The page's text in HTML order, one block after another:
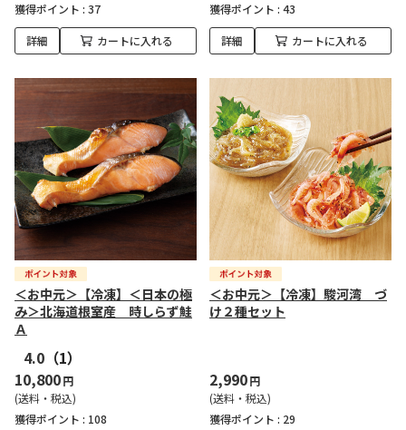
獲得ポイント : 37
詳細 カートに入れる
獲得ポイント : 43
詳細 カートに入れる
＜お中元＞【冷凍】＜日本の極
み＞北海道根室産 時しらず鮭
Ａ
4.0 （1）
10,800円
(送料・税込)
獲得ポイント : 108
＜お中元＞【冷凍】駿河湾 づ
け２種セット
2,990円
(送料・税込)
獲得ポイント : 29